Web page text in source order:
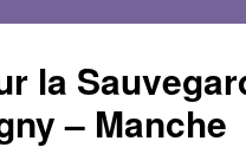
la
– Manche